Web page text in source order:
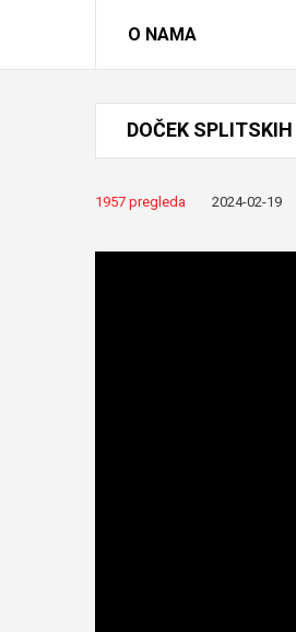
O NAMA
DOČEK SPLITSKIH
1957 pregleda 2024-02-19